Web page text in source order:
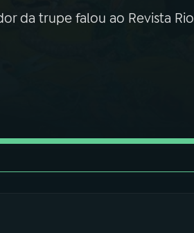
da trupe falou ao Revista Rio